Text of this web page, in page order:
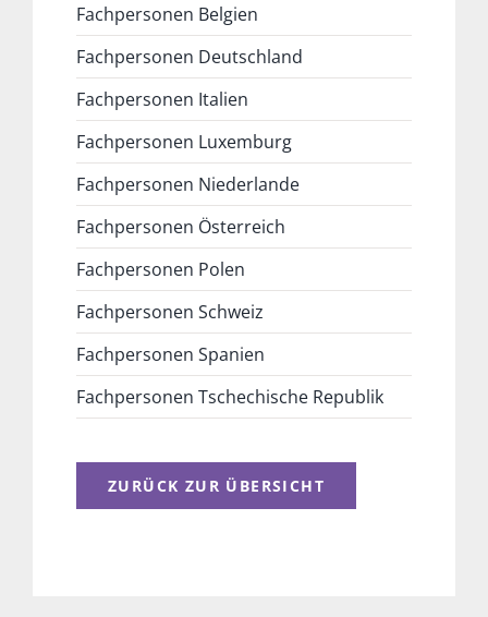
Fachpersonen Belgien
Fachpersonen Deutschland
Fachpersonen Italien
Fachpersonen Luxemburg
Fachpersonen Niederlande
Fachpersonen Österreich
Fachpersonen Polen
Fachpersonen Schweiz
Fachpersonen Spanien
Fachpersonen Tschechische Republik
ZURÜCK ZUR ÜBERSICHT